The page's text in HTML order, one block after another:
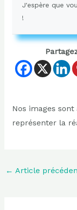
J'espère que
!
Nos images
représenter la
← Article